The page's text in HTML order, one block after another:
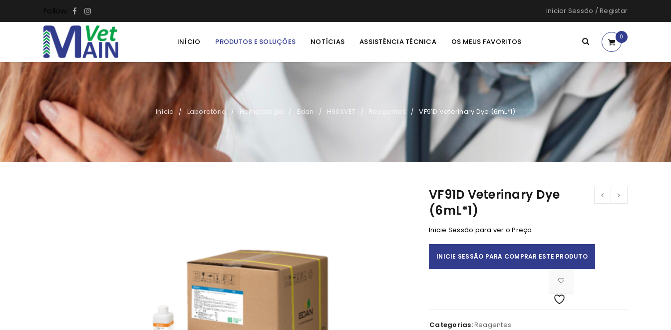
Nome de utilizador ou email*
Follow: Iniciar Sessão /Registar
INÍCIO PRODUTOS E SOLUÇÕES NOTÍCIAS ASSISTÊNCIA TÉCNICA OS MEUS FAVORITOS
0
Início / Laboratório / Hematologia / Edan / H90XVET / Reagentes / VF91D Veterinary Dye (6mL*1)
VF91D Veterinary Dye
(6mL*1)
Inicie Sessão para ver o Preço
INICIE SESSÃO PARA COMPRAR ESTE PRODUTO
Categorias:Reagentes